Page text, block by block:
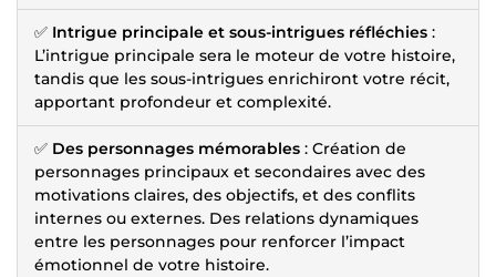
✅ Intrigue principale et sous-intrigues réfléchies :
L’intrigue principale sera le moteur de votre histoire,
tandis que les sous-intrigues enrichiront votre récit,
apportant profondeur et complexité.
✅ Des personnages mémorables : Création de
personnages principaux et secondaires avec des
motivations claires, des objectifs, et des conflits
internes ou externes. Des relations dynamiques
entre les personnages pour renforcer l’impact
émotionnel de votre histoire.